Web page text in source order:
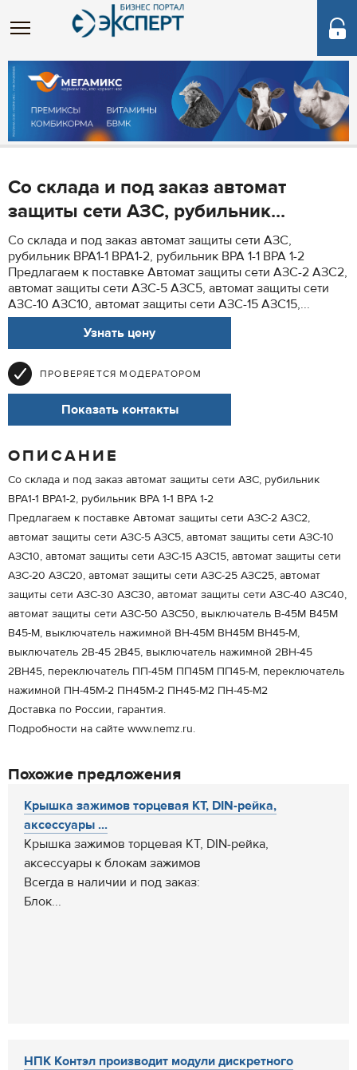
Со склада и под заказ автомат
защиты сети АЗС, рубильник...
Со склада и под заказ автомат защиты сети АЗС,
рубильник ВРА1-1 ВРА1-2, рубильник ВРА 1-1 ВРА 1-2
Предлагаем к поставке Автомат защиты сети АЗС-2 АЗС2,
автомат защиты сети АЗС-5 АЗС5, автомат защиты сети
АЗС-10 АЗС10, автомат защиты сети АЗС-15 АЗС15,...
Узнать цену
ПРОВЕРЯЕТСЯ МОДЕРАТОРОМ
Показать контакты
ОПИСАНИЕ
Со склада и под заказ автомат защиты сети АЗС, рубильник
ВРА1-1 ВРА1-2, рубильник ВРА 1-1 ВРА 1-2
Предлагаем к поставке Автомат защиты сети АЗС-2 АЗС2,
автомат защиты сети АЗС-5 АЗС5, автомат защиты сети АЗС-10
АЗС10, автомат защиты сети АЗС-15 АЗС15, автомат защиты сети
АЗС-20 АЗС20, автомат защиты сети АЗС-25 АЗС25, автомат
защиты сети АЗС-30 АЗС30, автомат защиты сети АЗС-40 АЗС40,
автомат защиты сети АЗС-50 АЗС50, выключатель В-45М В45М
В45-М, выключатель нажимной ВН-45М ВН45М ВН45-М,
выключатель 2В-45 2В45, выключатель нажимной 2ВН-45
2ВН45, переключатель ПП-45М ПП45М ПП45-М, переключатель
нажимной ПН-45М-2 ПН45М-2 ПН45-М2 ПН-45-М2
Доставка по России, гарантия.
Подробности на сайте www.nemz.ru.
Похожие предложения
Крышка зажимов торцевая КТ, DIN-рейка,
аксессуары ...
Крышка зажимов торцевая КТ, DIN-рейка,
аксессуары к блокам зажимов
Всегда в наличии и под заказ:
Блок...
НПК Контэл производит модули дискретного